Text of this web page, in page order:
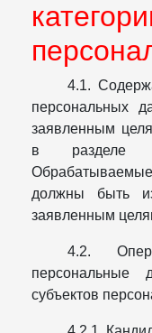
4.1.
персональных
заявленным
в разделе
должны быть
заявленным
4.2.
персональные
субъектов